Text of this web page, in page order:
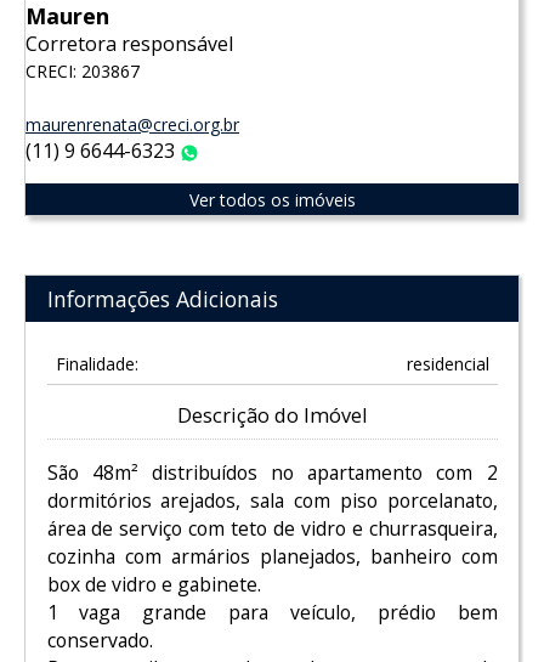
Mauren
Corretora responsável
CRECI: 203867
maurenrenata@creci.org.br
(11) 9 6644-6323
Ver todos os imóveis
Informações Adicionais
Finalidade: residencial
Descrição do Imóvel
São 48m² distribuídos no apartamento com 2
dormitórios arejados, sala com piso porcelanato,
área de serviço com teto de vidro e churrasqueira,
cozinha com armários planejados, banheiro com
box de vidro e gabinete.
1 vaga grande para veículo, prédio bem
conservado.